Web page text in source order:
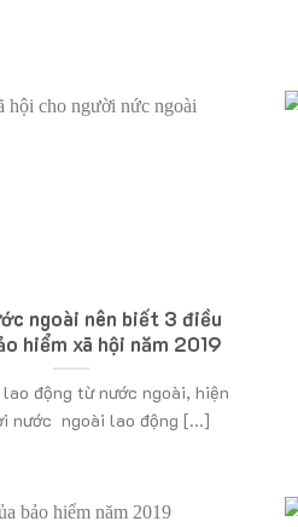
ngoài nên biết 3 điều
hiểm xã hội năm 2019
động từ nước ngoài, hiện
nước ngoài lao động [...]